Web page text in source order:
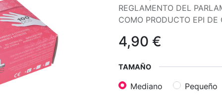
REGLAMENTO DEL
COMO PRODUCTO EPI
4,90 €
TAMAÑO
Mediano Pequeño